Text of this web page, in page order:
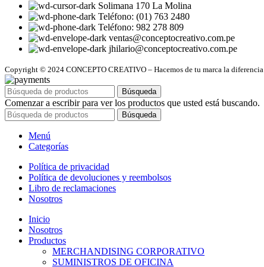
Solimana 170 La Molina
Teléfono: (01) 763 2480
Teléfono: 982 278 809
ventas@conceptocreativo.com.pe
jhilario@conceptocreativo.com.pe
Copyright © 2024 CONCEPTO CREATIVO – Hacemos de tu marca la diferencia
Búsqueda
Comenzar a escribir para ver los productos que usted está buscando.
Búsqueda
Menú
Categorías
Política de privacidad
Política de devoluciones y reembolsos
Libro de reclamaciones
Nosotros
Inicio
Nosotros
Productos
MERCHANDISING CORPORATIVO
SUMINISTROS DE OFICINA